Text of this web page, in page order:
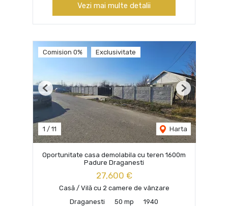
Vezi mai multe detalii
Comision 0% Exclusivitate
1 / 11 Harta
Previous Next
Oportunitate casa demolabila cu teren 1600m
Padure Draganesti
27,600 €
Casă / Vilă cu 2 camere de vânzare
Draganesti
50 mp 1940